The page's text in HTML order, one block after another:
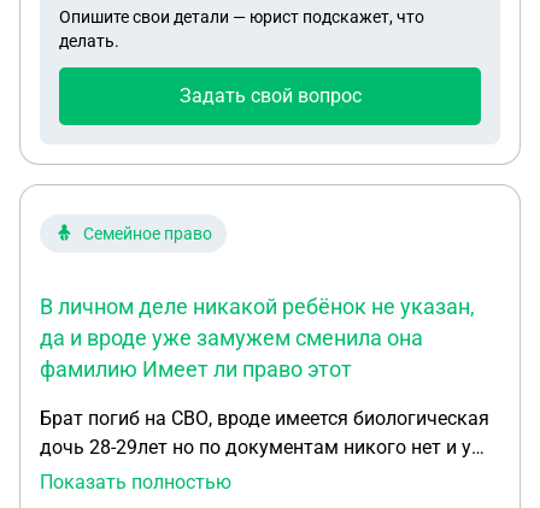
Опишите свои детали — юрист подскажет, что
делать.
Задать свой вопрос
Семейное право
В личном деле никакой ребёнок не указан,
да и вроде уже замужем сменила она
фамилию Имеет ли право этот
Брат погиб на СВО, вроде имеется биологическая
дочь 28-29лет но по документам никого нет и у
этого ребёнка записан в свидетельстве о
Показать полностью